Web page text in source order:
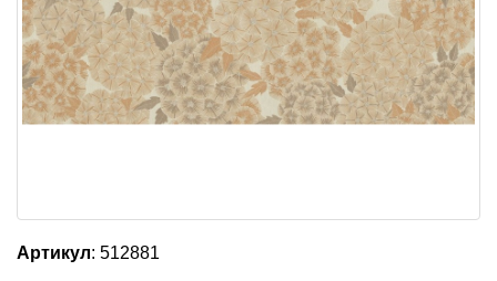
Артикул: 512881